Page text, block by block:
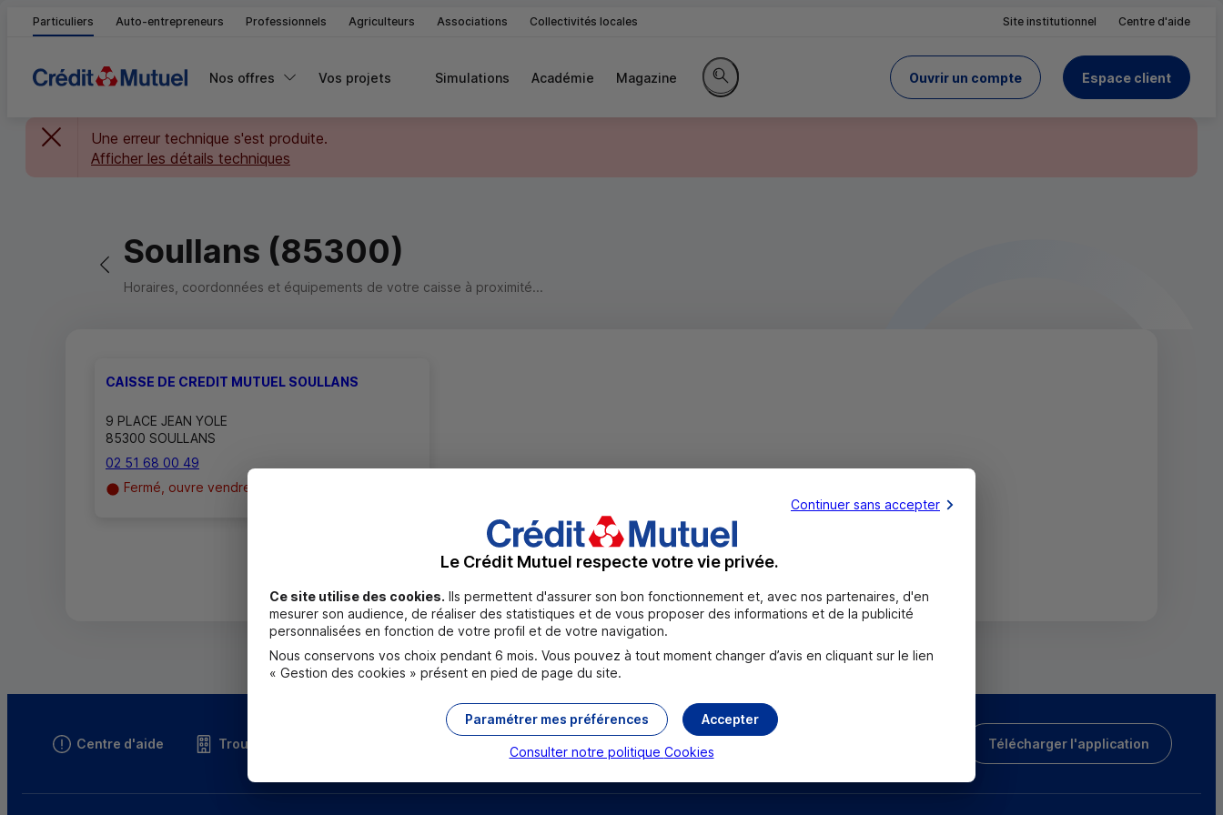
Particuliers Auto-entrepreneurs Professionnels Agriculteurs Associations Collectivités locales Site institutionnel Centre d'aide
Nos offres Vos projets Simulations Académie Magazine
Rechercher sur le site
Ouvrir un compte
du Crédit Mutuel Espace client
Une erreur technique s'est produite.
Afficher les détails techniques
Retour vers la page précédente
Soullans (85300)
Horaires, coordonnées et équipements de votre caisse à proximité...
CAISSE DE CREDIT MUTUEL SOULLANS
9 PLACE JEAN YOLE
85300 SOULLANS
02 51 68 00 49
Fermé, ouvre vendredi à 9h30
Toutes les localités
Centre d'aide Trouver une caisse Trouver un point relais Sourds et malentendants Télécharger l'application
Continuer sans accepter
Le Crédit Mutuel respecte votre vie privée.
Ce site utilise des cookies. Ils permettent d'assurer son bon fonctionnement et, avec nos partenaires, d'en
mesurer son audience, de réaliser des statistiques et de vous proposer des informations et de la publicité
personnalisées en fonction de votre profil et de votre navigation.
Nous conservons vos choix pendant 6 mois. Vous pouvez à tout moment changer d’avis en cliquant sur le lien
« Gestion des cookies » présent en pied de page du site.
Accepter
Paramétrer mes préférences
Consulter notre politique Cookies